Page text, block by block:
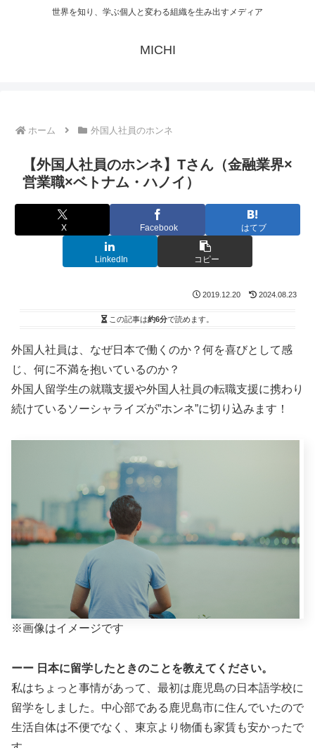
世界を知り、学ぶ個人と変わる組織を生み出すメディア
MICHI
ホーム 外国人社員のホンネ
【外国人社員のホンネ】Tさん（金融業界×
営業職×ベトナム・ハノイ）
X Facebook はてブ
LinkedIn コピー
2019.12.20 2024.08.23
この記事は約6分で読めます。
外国人社員は、なぜ日本で働くのか？何を喜びとして感
じ、何に不満を抱いているのか？
外国人留学生の就職支援や外国人社員の転職支援に携わり
続けているソーシャライズが”ホンネ”に切り込みます！
※画像はイメージです
ーー 日本に留学したときのことを教えてください。
私はちょっと事情があって、最初は鹿児島の日本語学校に
留学をしました。中心部である鹿児島市に住んでいたので
生活自体は不便でなく、東京より物価も家賃も安かったで